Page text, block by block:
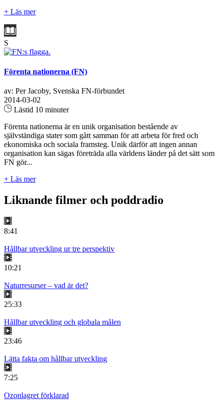
+ Läs mer
S
Förenta nationerna (FN)
av: Per Jacoby, Svenska FN-förbundet
2014-03-02
Lästid 10 minuter
Förenta nationerna är en unik organisation bestående av
självständiga stater som gått samman för att arbeta för fred och
ekonomiska och sociala framsteg. Unik därför att ingen annan
organisation kan sägas företräda alla världens länder på det sätt som
FN gör...
+ Läs mer
Liknande filmer och poddradio
8:41
Hållbar utveckling ur tre perspektiv
10:21
Naturresurser – vad är det?
25:33
Hållbar utveckling och globala målen
23:46
Lätta fakta om hållbar utveckling
7:25
Ozonlagret förklarad